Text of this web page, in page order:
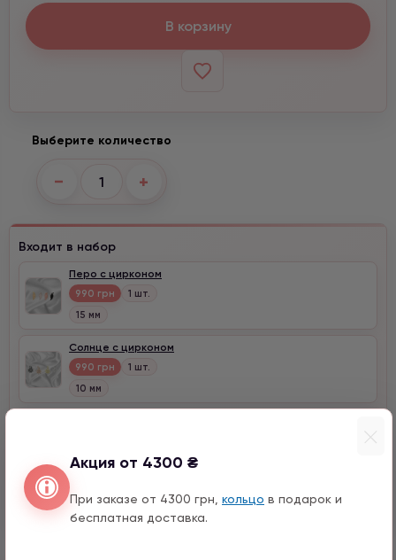
Акция от 4300 ₴
При заказе от 4300 грн, кольцо в подарок и
бесплатная доставка.
В корзину
Выберите количество
− +
Входит в набор
Перо с цирконом
990 грн
1 шт.
15 мм
Солнце с цирконом
990 грн
1 шт.
10 мм
990 грн 1 шт.